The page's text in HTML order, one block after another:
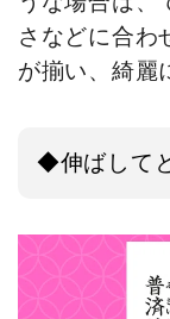
さなどに合わ
が揃い、綺麗
◆伸ばして